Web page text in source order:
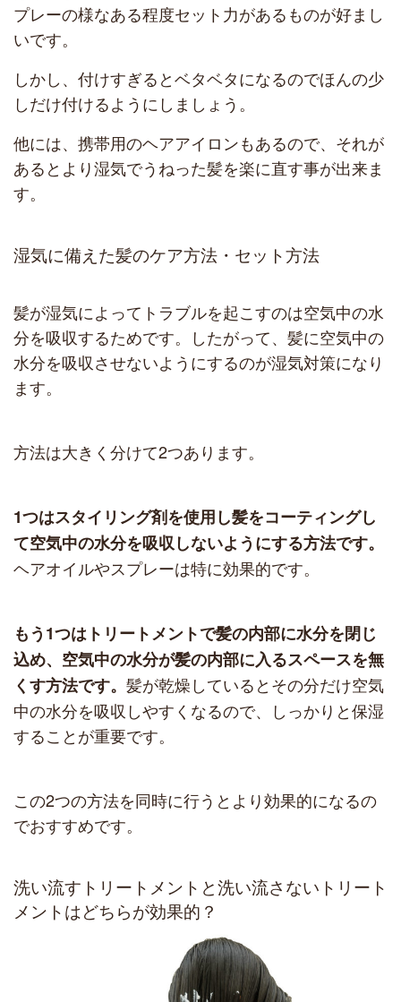
プレーの様なある程度セット力があるものが好まし
いです。
しかし、付けすぎるとベタベタになるのでほんの少
しだけ付けるようにしましょう。
他には、携帯用のヘアアイロンもあるので、それが
あるとより湿気でうねった髪を楽に直す事が出来ま
す。
湿気に備えた髪のケア方法・セット方法
髪が湿気によってトラブルを起こすのは空気中の水
分を吸収するためです。したがって、髪に空気中の
水分を吸収させないようにするのが湿気対策になり
ます。
方法は大きく分けて2つあります。
1つはスタイリング剤を使用し髪をコーティングし
て空気中の水分を吸収しないようにする方法です。
ヘアオイルやスプレーは特に効果的です。
もう1つはトリートメントで髪の内部に水分を閉じ
込め、空気中の水分が髪の内部に入るスペースを無
くす方法です。 髪が乾燥しているとその分だけ空気
中の水分を吸収しやすくなるので、しっかりと保湿
することが重要です。
この2つの方法を同時に行うとより効果的になるの
でおすすめです。
洗い流すトリートメントと洗い流さないトリート
メントはどちらが効果的？